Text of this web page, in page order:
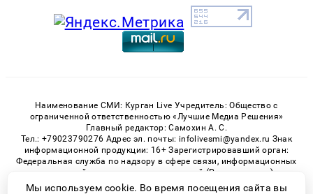
Наименование СМИ: Курган Live Учредитель: Общество с
ограниченной ответственностью «Лучшие Медиа Решения»
Главный редактор: Самохин А. С.
Тел.: +79023790276 Адрес эл. почты: infolivesmi@yandex.ru Знак
информационной продукции: 16+ Зарегистрировавший орган:
Федеральная служба по надзору в сфере связи, информационных
технологий и массовых коммуникаций (Роскомнадзор)
Регистрационный номер СМИ ЭЛ № ФС 77 - 82535 от 21.01.2022
Мы используем cookie. Во время посещения сайта вы